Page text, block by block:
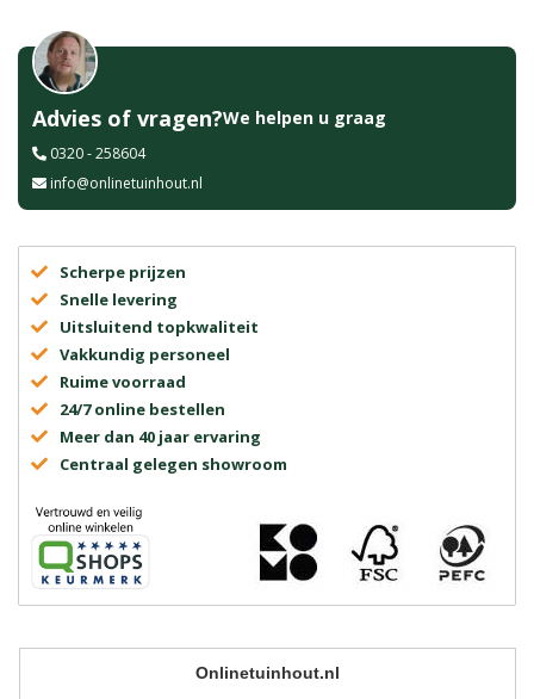
Advies of vragen?We helpen u graag
0320 - 258604
info@onlinetuinhout.nl
Scherpe prijzen
Snelle levering
Uitsluitend topkwaliteit
Vakkundig personeel
Ruime voorraad
24/7 online bestellen
Meer dan 40 jaar ervaring
Centraal gelegen showroom
Onlinetuinhout.nl